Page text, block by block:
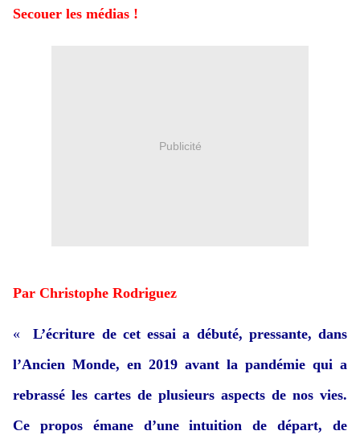
Secouer les médias !
Publicité
Par Christophe Rodriguez
«
L’écriture de cet essai a débuté, pressante, dans
l’Ancien Monde, en 2019 avant la pandémie qui a
rebrassé les cartes de plusieurs aspects de nos vies.
Ce propos émane d’une intuition de départ, de